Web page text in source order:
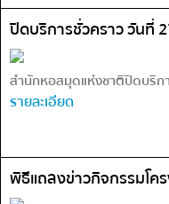
ปิดบริการชั่วคราว วันที่
สำนักหอสมุดแห่งชาติปิดบริกา
รายละเอียด
พิธีแถลงข่าวกิจกรรมโค